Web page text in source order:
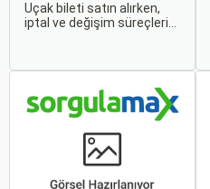
Uçak bileti satın alırken,
iptal ve değişim süreçlerini
makalede, uçak bileti iptal
ve değişim süreçlerinin
durumlarda ücret iadesi
alabileceğiniz konularına
değineceğiz.